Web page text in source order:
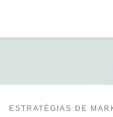
ESTRATÉGIAS DE